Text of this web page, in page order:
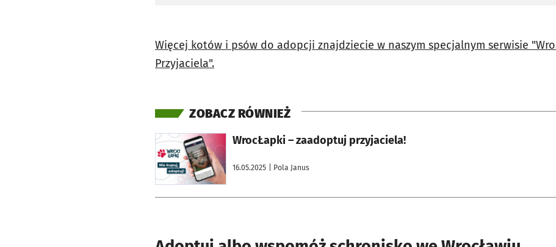
Więcej kotów i psów do adopcji znajdziecie w naszym specjalnym serwisie
Przyjaciela".
ZOBACZ RÓWNIEŻ
WrocŁapki – zaadoptuj przyjaciela!
16.05.2025 | Pola Janus
otworzy się w nowej karcie